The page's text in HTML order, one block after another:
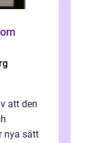
att den
nya sätt